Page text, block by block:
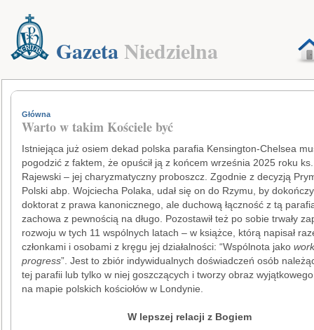
GazetaNiedzielna
Główna
Warto w takim Kościele być
Istniejąca już osiem dekad polska parafia Kensington-Chelsea
pogodzić z faktem, że opuścił ją z końcem września 2025 roku
Rajewski – jej charyzmatyczny proboszcz. Zgodnie z decyzją
Polski abp. Wojciecha Polaka, udał się on do Rzymu, by
doktorat z prawa kanonicznego, ale duchową łączność z tą
zachowa z pewnością na długo. Pozostawił też po sobie trwały
rozwoju w tych 11 wspólnych latach – w książce, którą napisał
członkami i osobami z kręgu jej działalności: “Wspólnota jako
progress”. Jest to zbiór indywidualnych doświadczeń osób
tej parafii lub tylko w niej goszczących i tworzy obraz
na mapie polskich kościołów w Londynie.
W lepszej relacji z Bogiem